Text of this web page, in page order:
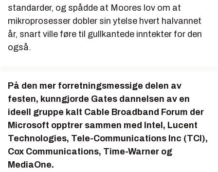
standarder, og spådde at Moores lov om at
mikroprosesser dobler sin ytelse hvert halvannet
år, snart ville føre til gullkantede inntekter for den
også.
På den mer forretningsmessige delen av
festen, kunngjorde Gates dannelsen av en
ideell gruppe kalt Cable Broadband Forum der
Microsoft opptrer sammen med Intel, Lucent
Technologies, Tele-Communications Inc (TCI),
Cox Communications, Time-Warner og
MediaOne.